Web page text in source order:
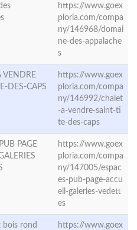
https://www.goex
ploria.com/compa
ny/146968/domai
ne-des-appalache
s
VENDRE
DES-CAPS
https://www.goex
ploria.com/compa
ny/146992/chalet
-a-vendre-saint-ti
te-des-caps
PAGE
https://www.goex
ploria.com/compa
ny/147005/espac
es-pub-page-accu
eil-galeries-vedett
es
bois rond
https://www.goex